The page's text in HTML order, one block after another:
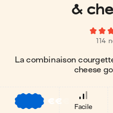
&
114
La combinaison
cheese
€€
Facile